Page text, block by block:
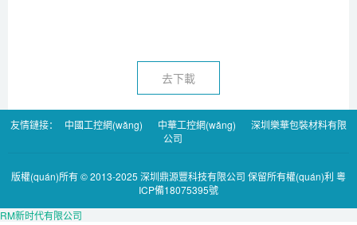
去下載
友情鏈接： 中國工控網(wǎng) 中華工控網(wǎng)
深圳樂華包裝材料有限
公司
版權(quán)所有 © 2013-2025 深圳鼎源豐科技有限公司 保留所有權(quán)利 粵
ICP備18075395號
RM新时代有限公司